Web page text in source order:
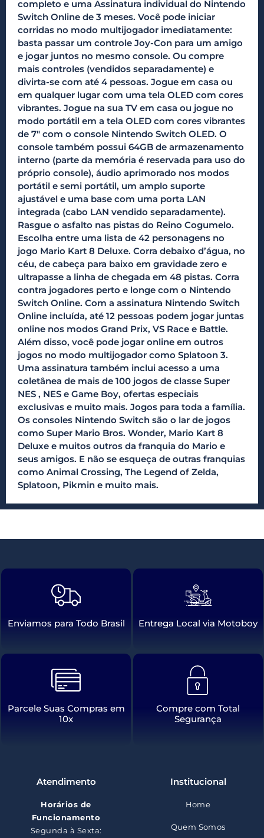
completo e uma Assinatura individual do Nintendo
Switch Online de 3 meses. Você pode iniciar
corridas no modo multijogador imediatamente:
basta passar um controle Joy-Con para um amigo
e jogar juntos no mesmo console. Ou compre
mais controles (vendidos separadamente) e
divirta-se com até 4 pessoas. Jogue em casa ou
em qualquer lugar com uma tela OLED com cores
vibrantes. Jogue na sua TV em casa ou jogue no
modo portátil em a tela OLED com cores vibrantes
de 7″ com o console Nintendo Switch OLED. O
console também possui 64GB de armazenamento
interno (parte da memória é reservada para uso do
próprio console), áudio aprimorado nos modos
portátil e semi portátil, um amplo suporte
ajustável e uma base com uma porta LAN
integrada (cabo LAN vendido separadamente).
Rasgue o asfalto nas pistas do Reino Cogumelo.
Escolha entre uma lista de 42 personagens no
jogo Mario Kart 8 Deluxe. Corra debaixo d’água, no
céu, de cabeça para baixo em gravidade zero e
ultrapasse a linha de chegada em 48 pistas. Corra
contra jogadores perto e longe com o Nintendo
Switch Online. Com a assinatura Nintendo Switch
Online incluída, até 12 pessoas podem jogar juntas
online nos modos Grand Prix, VS Race e Battle.
Além disso, você pode jogar online em outros
jogos no modo multijogador como Splatoon 3.
Uma assinatura também inclui acesso a uma
coletânea de mais de 100 jogos de classe Super
NES , NES e Game Boy, ofertas especiais
exclusivas e muito mais. Jogos para toda a família.
Os consoles Nintendo Switch são o lar de jogos
como Super Mario Bros. Wonder, Mario Kart 8
Deluxe e muitos outros da franquia do Mario e
seus amigos. E não se esqueça de outras franquias
como Animal Crossing, The Legend of Zelda,
Splatoon, Pikmin e muito mais.
Enviamos para Todo Brasil Entrega Local via Motoboy
Parcele Suas Compras em
10x
Compre com Total
Segurança
Atendimento
Horários de
Funcionamento
Segunda à Sexta:
Institucional
Home
Quem Somos